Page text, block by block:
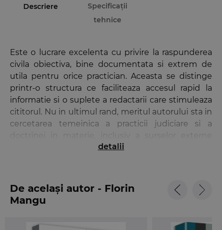
Descriere
Specificații
tehnice
Este o lucrare excelenta cu privire la raspunderea
civila obiectiva, bine documentata si extrem de
utila pentru orice practician. Aceasta se distinge
printr-o structura ce faciliteaza accesul rapid la
informatie si o suplete a redactarii care stimuleaza
cititorul. Nu in ultimul rand, meritul autorului sta in
cercetarea temeinica a practicii judiciare si a
care au reprezentat modele de inspiratie pentru
Raspunderea civila delictuala obiectivaeste o
lucrare publicata in cadrul proiectului strategic:
detalii
De același autor - Florin
Mangu